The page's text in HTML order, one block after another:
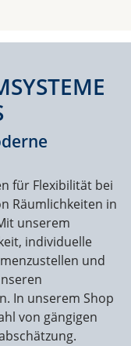
für Flexibilität bei
Räumlichkeiten in
unserem
individuelle
und
In unserem Shop
von gängigen